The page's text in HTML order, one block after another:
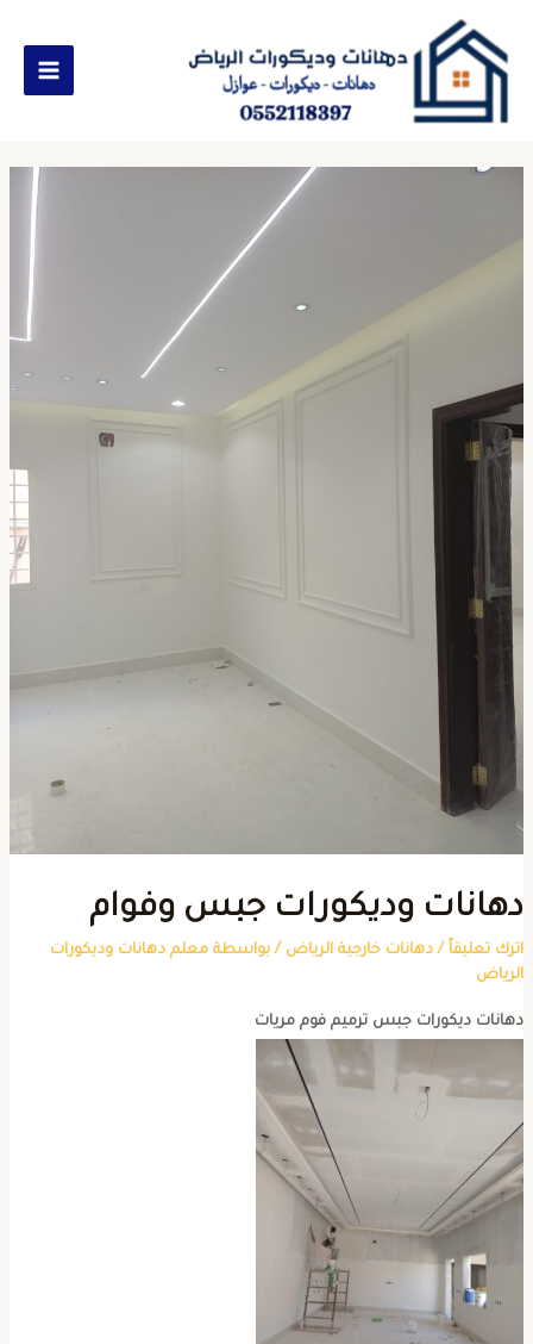
وديكورات جبس وفوام
تعليقاً / دهانات خارجية الرياض/ بواسطة معلم دهانات وديكورات
ديكورات جبس ترميم فوم مريات